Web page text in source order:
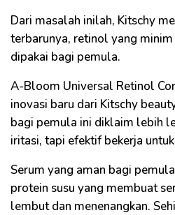
Dari masalah inilah, Kitschy
terbarunya, retinol yang
dipakai bagi pemula.
A-Bloom Universal Retinol
inovasi baru dari Kitschy
bagi pemula ini diklaim lebih
iritasi, tapi efektif bekerja
Serum yang aman bagi
protein susu yang membuat
lembut dan menenangkan.